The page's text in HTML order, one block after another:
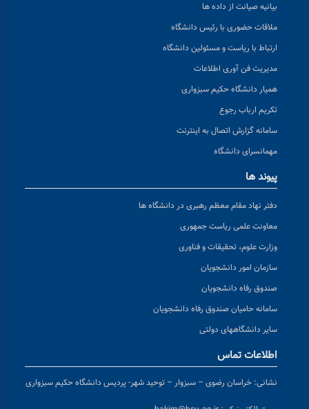
بیانیه صیانت از داده ها
ملاقات حضوری با رئیس دانشگاه
ارتباط با ریاست و مسئولین دانشگاه
مدیریت فن آوری اطلاعات
همیار دانشگاه حکیم سبزواری
تکریم ارباب رجوع
سامانه گزارش اتصال به اینترنت
مهمانسرای دانشگاه
پیوند ها
دفتر نهاد مقام معظم رهبری در دانشگاه ها
معاونت علمی ریاست جمهوری
وزارت علوم، تحقیقات و فناوری
سازمان امور دانشجویان
صندوق رفاه دانشجویان
سامانه حامیان صندوق رفاه دانشجویان
سایر دانشگاههای دولتی
اطلاعات تماس
نشانی: خراسان رضوی – سبزوار – توحید شهر- پردیس دانشگاه حکیم سبزواری